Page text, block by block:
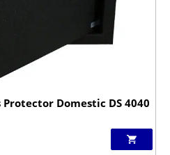
Domestic DS 4040